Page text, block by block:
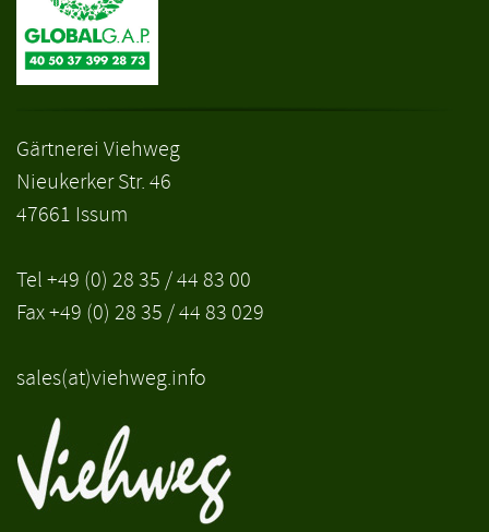
Gärtnerei Viehweg
Nieukerker Str. 46
47661 Issum
Tel +49 (0) 28 35 / 44 83 00
Fax +49 (0) 28 35 / 44 83 029
sales(at)viehweg.info